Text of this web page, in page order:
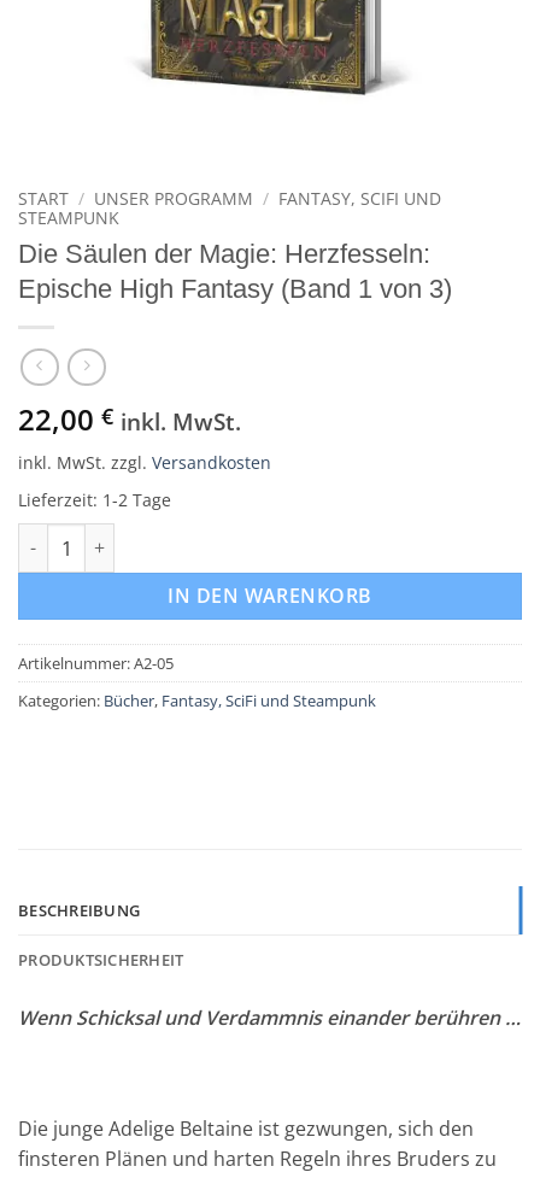
START / UNSER PROGRAMM / FANTASY, SCIFI UND
STEAMPUNK
Die Säulen der Magie: Herzfesseln:
Epische High Fantasy (Band 1 von 3)
22,00 € inkl. MwSt.
inkl. MwSt. zzgl. Versandkosten
Lieferzeit: 1-2 Tage
Die Säulen der Magie: Herzfesseln: Epische High Fantasy
IN DEN WARENKORB
Artikelnummer:A2-05
Kategorien: Bücher, Fantasy, SciFi und Steampunk
BESCHREIBUNG
PRODUKTSICHERHEIT
Wenn Schicksal und Verdammnis einander berühren …
Die junge Adelige Beltaine ist gezwungen, sich den
finsteren Plänen und harten Regeln ihres Bruders zu